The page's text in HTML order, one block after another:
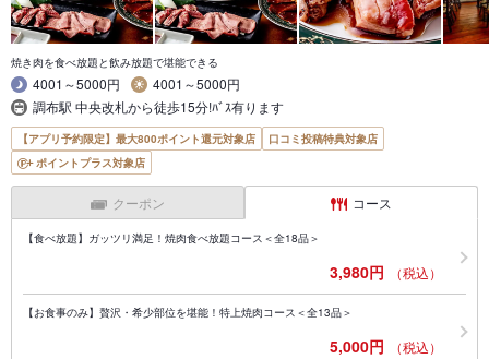
焼き肉を食べ放題と飲み放題で堪能できる
4001～5000円
4001～5000円
調布駅 中央改札から徒歩15分!ﾊﾞｽ有ります
【アプリ予約限定】最大800ポイント還元対象店
口コミ投稿特典対象店
ポイントプラス対象店
クーポン コース
【食べ放題】ガッツリ満足！焼肉食べ放題コース＜全18品＞
3,980円 （税込）
【お食事のみ】贅沢・希少部位を堪能！特上焼肉コース＜全13品＞
5,000円 （税込）